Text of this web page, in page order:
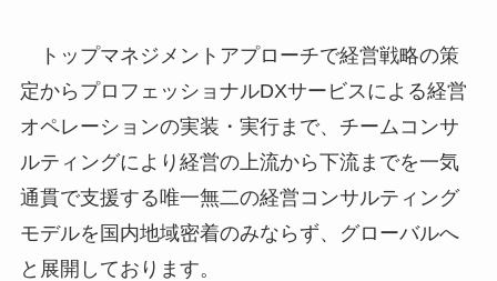
トップマネジメントアプローチで経営戦略の策
定からプロフェッショナルDXサービスによる経営
オペレーションの実装・実行まで、チームコンサ
ルティングにより経営の上流から下流までを一気
通貫で支援する唯一無二の経営コンサルティング
モデルを国内地域密着のみならず、グローバルへ
と展開しております。